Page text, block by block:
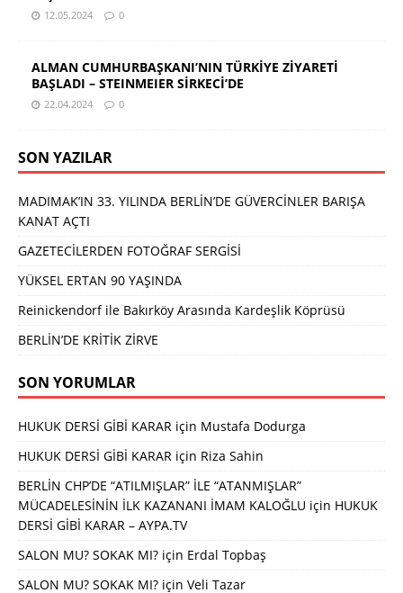
12.05.2024 0
ALMAN CUMHURBAŞKANI’NIN TÜRKİYE ZİYARETİ
BAŞLADI – STEINMEIER SİRKECİ’DE
22.04.2024 0
SON YAZILAR
MADIMAK’IN 33. YILINDA BERLİN’DE GÜVERCİNLER BARIŞA
KANAT AÇTI
GAZETECİLERDEN FOTOĞRAF SERGİSİ
YÜKSEL ERTAN 90 YAŞINDA
Reinickendorf ile Bakırköy Arasında Kardeşlik Köprüsü
BERLİN’DE KRİTİK ZİRVE
SON YORUMLAR
HUKUK DERSİ GİBİ KARAR için Mustafa Dodurga
HUKUK DERSİ GİBİ KARAR için Riza Sahin
BERLİN CHP’DE “ATILMIŞLAR” İLE “ATANMIŞLAR”
MÜCADELESİNİN İLK KAZANANI İMAM KALOĞLU için HUKUK
DERSİ GİBİ KARAR – AYPA.TV
SALON MU? SOKAK MI? için Erdal Topbaş
SALON MU? SOKAK MI? için Veli Tazar